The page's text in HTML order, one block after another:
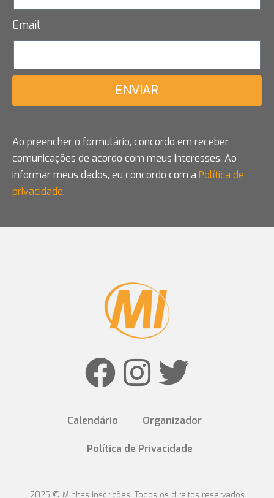
Email
ENVIAR
Ao preencher o formulário, concordo em receber
comunicações de acordo com meus interesses. Ao
informar meus dados, eu concordo com a Política de
privacidade.
Calendário Organizador
Política de Privacidade
2025 © Minhas Inscrições. Todos os direitos reservados